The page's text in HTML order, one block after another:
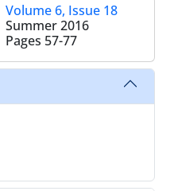
Volume 6, Issue 18
Summer 2016
Pages 57-77